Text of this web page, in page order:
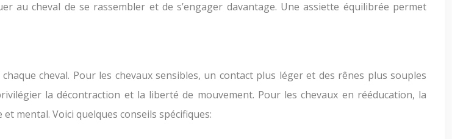
au cheval de se rassembler et de s’engager davantage. Une assiette équilibrée permet
cheval. Pour les chevaux sensibles, un contact plus léger et des rênes plus souples
la décontraction et la liberté de mouvement. Pour les chevaux en rééducation, la
mental. Voici quelques conseils spécifiques: